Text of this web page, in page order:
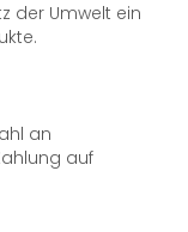
der Umwelt ein
an
auf